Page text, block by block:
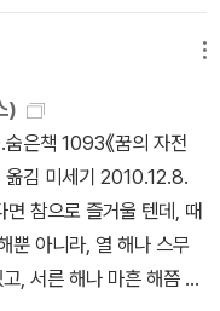
’이라 하니 한결 들을 만
?” 그냥 잘 모르던 힘없는
을에서도 배움터에서도
나 할머니 모두한테 시달
. “이름을 스스로 붙이면
로 모두 새롭구나. 여태 몰
된 후에 남아 있을 색깔
짐을 떠맡는다. 나는 어린
어갑니다. 큰길이나 땅밑
라, 무슨 가을노래가 있
면 시골에서든 서울에서
꽃과 봄나비를 맞이하는
는 겨를을 누릴 일이고,
면서, 겨울에는 눈밭에서
쁘더라도 봄틈과 여름겨
는 나라여야지 싶습니
살짝 등허리를 펴고서, 새
)
은책 1093《꿈의 자전
옮김 미세기 2010.12.8.
면 참으로 즐거울 텐데, 때
뿐 아니라, 열 해나 스무
, 서른 해나 마흔 해쯤 지